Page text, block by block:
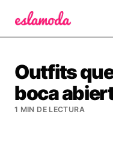
Outfits
boca
1 MIN DE LECTURA